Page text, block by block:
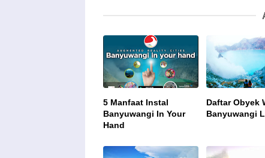
5 Manfaat Instal
Banyuwangi In Your
Hand
Daftar Obyek
Banyuwangi